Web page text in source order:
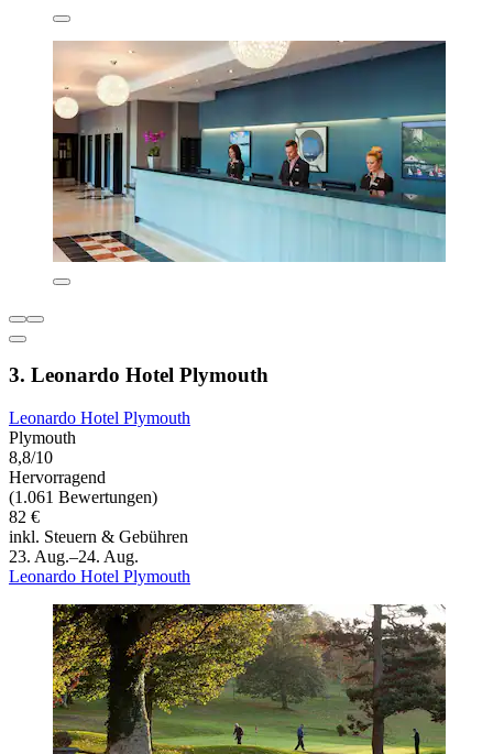
3. Leonardo Hotel Plymouth
Leonardo Hotel Plymouth
Plymouth
8,8/10
Hervorragend
(1.061 Bewertungen)
82 €
inkl. Steuern & Gebühren
23. Aug.–24. Aug.
Leonardo Hotel Plymouth